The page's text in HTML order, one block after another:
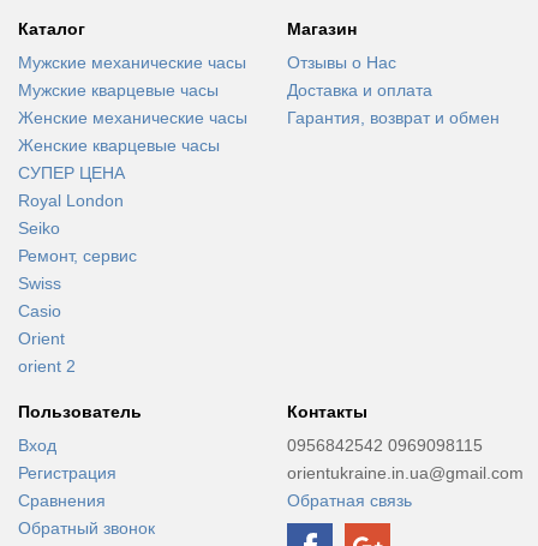
Каталог
Мужские механические часы
Мужские кварцевые часы
Женские механические часы
Женские кварцевые часы
СУПЕР ЦЕНА
Royal London
Seiko
Ремонт, сервис
Swiss
Casio
Orient
orient 2
Магазин
Отзывы о Нас
Доставка и оплата
Гарантия, возврат и обмен
Пользователь
Вход
Регистрация
Сравнения
Обратный звонок
Контакты
0956842542 0969098115
orientukraine.in.ua@gmail.com
Обратная связь